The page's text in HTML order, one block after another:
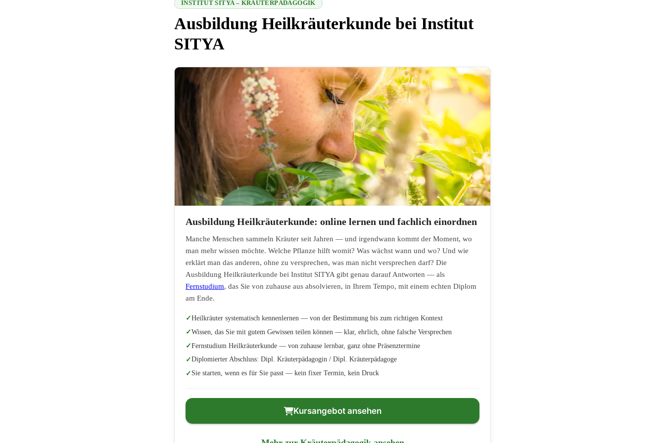
INSTITUT SITYA – KRÄUTERPÄDAGOGIK
Ausbildung Heilkräuterkunde bei Institut
SITYA
216.73.216.11 2026-08-08 13:18:26
Ausbildung Heilkräuterkunde: online lernen und fachlich einordnen
Manche Menschen sammeln Kräuter seit Jahren — und irgendwann kommt der Moment, wo
man mehr wissen möchte. Welche Pflanze hilft womit? Was wächst wann und wo? Und wie
erklärt man das anderen, ohne zu versprechen, was man nicht versprechen darf? Die
Ausbildung Heilkräuterkunde bei Institut SITYA gibt genau darauf Antworten — als
Fernstudium, das Sie von zuhause aus absolvieren, in Ihrem Tempo, mit einem echten Diplom
am Ende.
Heilkräuter systematisch kennenlernen — von der Bestimmung bis zum richtigen Kontext
Wissen, das Sie mit gutem Gewissen teilen können — klar, ehrlich, ohne falsche Versprechen
Fernstudium Heilkräuterkunde — von zuhause lernbar, ganz ohne Präsenztermine
Diplomierter Abschluss: Dipl. Kräuterpädagogin / Dipl. Kräuterpädagoge
Sie starten, wenn es für Sie passt — kein fixer Termin, kein Druck
Kursangebot ansehen